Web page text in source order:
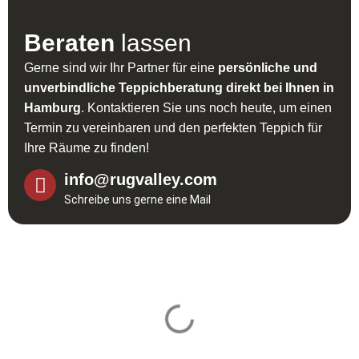
Beraten lassen
Gerne sind wir Ihr Partner für eine persönliche und
unverbindliche Teppichberatung direkt bei Ihnen in
Hamburg. Kontaktieren Sie uns noch heute, um einen
Termin zu vereinbaren und den perfekten Teppich für
Ihre Räume zu finden!
info@rugvalley.com
Schreibe uns gerne eine Mail